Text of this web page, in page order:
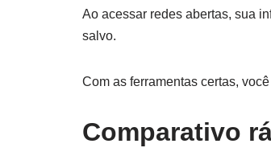
Ao acessar redes abertas, sua
salvo.
Com as ferramentas certas,
Comparativo